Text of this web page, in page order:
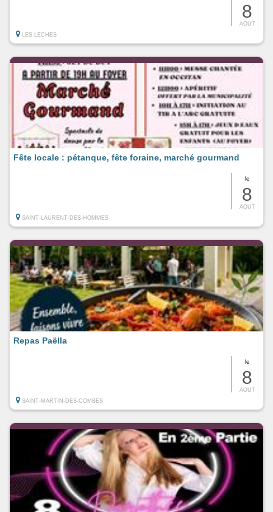
8
AOUT
LES LECHES
le
8
AOUT
Fête locale : pétanque, fête foraine, marché gourmand
SAINT-LAURENT-DES-HOMMES
le
8
AOUT
Repas Paëlla
SAINT-MARTIN-DES-COMBES